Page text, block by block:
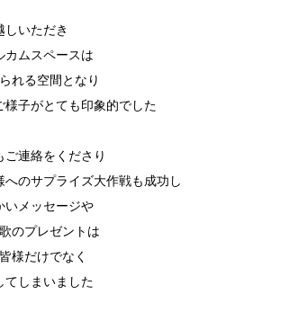
しいただき
カムスペースは
れる空間となり
子がとても印象的でした
連絡をくださり
のサプライズ大作戦も成功し
いメッセージや
のプレゼントは
様だけでなく
てしまいました